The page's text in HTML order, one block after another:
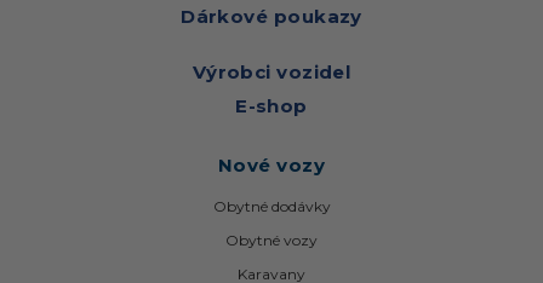
Dárkové poukazy
Výrobci vozidel
E-shop
Nové vozy
Obytné dodávky
Obytné vozy
Karavany